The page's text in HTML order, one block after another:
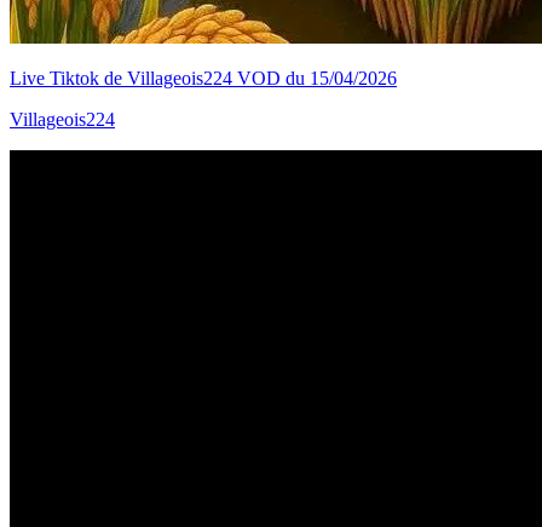
Live Tiktok de Villageois224 VOD du 15/04/2026
Villageois224